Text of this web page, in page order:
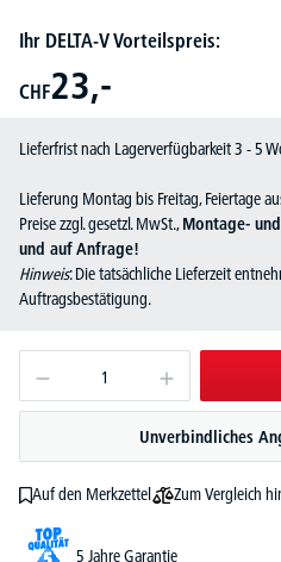
Ihr DELTA-V Vorteilspreis:
CHF23,-
Lieferfrist nach Lagerverfügbarkeit 3 - 5
Lieferung Montag bis Freitag, Feiertage
Preise zzgl. gesetzl. MwSt.,Montage-
und auf Anfrage!
Hinweis: Die tatsächliche Lieferzeit
Auftragsbestätigung.
Unverbindliches
Auf den Merkzettel Zum Vergleich
5 Jahre Garantie